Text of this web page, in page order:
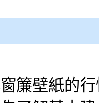
窗簾壁紙的